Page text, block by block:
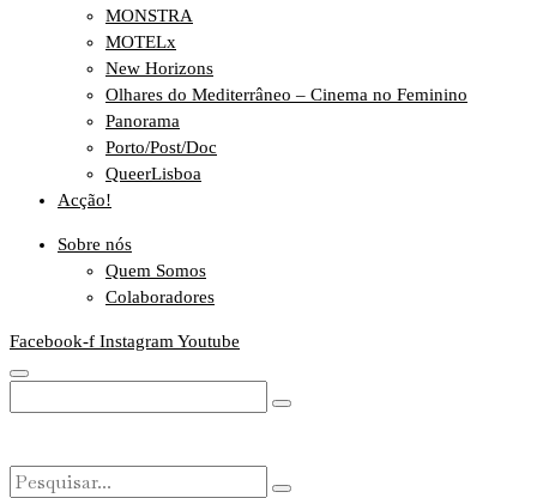
MONSTRA
MOTELx
New Horizons
Olhares do Mediterrâneo – Cinema no Feminino
Panorama
Porto/Post/Doc
QueerLisboa
Acção!
Sobre nós
Quem Somos
Colaboradores
Facebook-f Instagram Youtube